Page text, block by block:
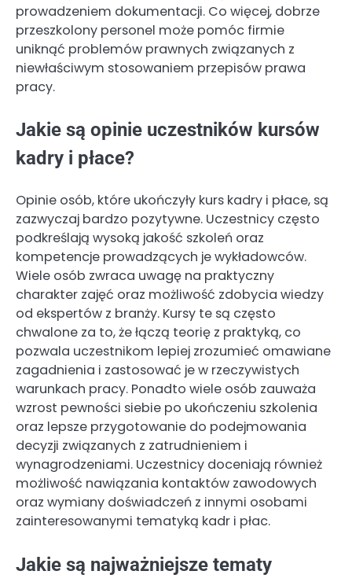
prowadzeniem dokumentacji. Co więcej, dobrze
przeszkolony personel może pomóc firmie
uniknąć problemów prawnych związanych z
niewłaściwym stosowaniem przepisów prawa
pracy.
Jakie są opinie uczestników kursów
kadry i płace?
Opinie osób, które ukończyły kurs kadry i płace, są
zazwyczaj bardzo pozytywne. Uczestnicy często
podkreślają wysoką jakość szkoleń oraz
kompetencje prowadzących je wykładowców.
Wiele osób zwraca uwagę na praktyczny
charakter zajęć oraz możliwość zdobycia wiedzy
od ekspertów z branży. Kursy te są często
chwalone za to, że łączą teorię z praktyką, co
pozwala uczestnikom lepiej zrozumieć omawiane
zagadnienia i zastosować je w rzeczywistych
warunkach pracy. Ponadto wiele osób zauważa
wzrost pewności siebie po ukończeniu szkolenia
oraz lepsze przygotowanie do podejmowania
decyzji związanych z zatrudnieniem i
wynagrodzeniami. Uczestnicy doceniają również
możliwość nawiązania kontaktów zawodowych
oraz wymiany doświadczeń z innymi osobami
zainteresowanymi tematyką kadr i płac.
Jakie są najważniejsze tematy